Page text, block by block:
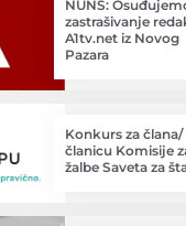
NUNS:
zastrašivanje
A1tv.net iz Novog
Pazara
Konkurs za člana/
članicu Komisije
žalbe Saveta za